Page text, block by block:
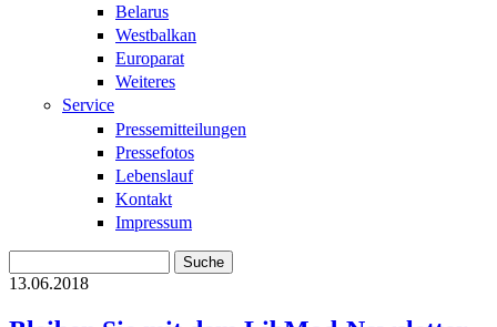
Belarus
Westbalkan
Europarat
Weiteres
Service
Pressemitteilungen
Pressefotos
Lebenslauf
Kontakt
Impressum
Suchformular
13.06.2018